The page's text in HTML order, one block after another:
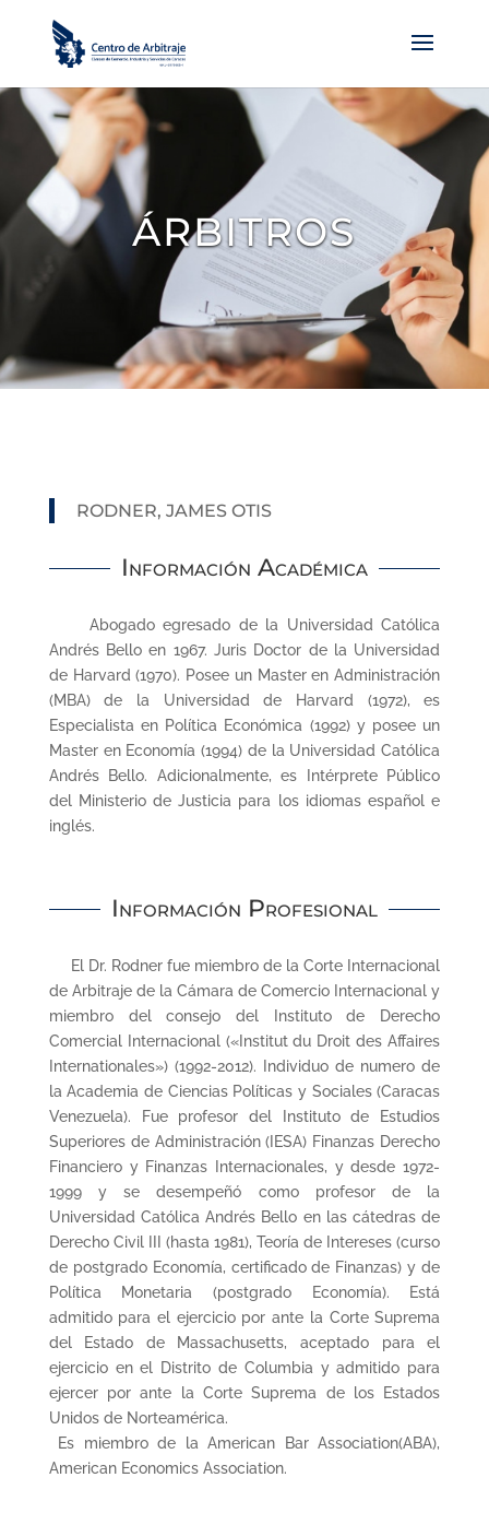
ÁRBITROS
RODNER, JAMES OTIS
Información Académica
Abogado egresado de la Universidad Católica
Andrés Bello en 1967. Juris Doctor de la Universidad
de Harvard (1970). Posee un Master en Administración
(MBA) de la Universidad de Harvard (1972), es
Especialista en Política Económica (1992) y posee un
Master en Economía (1994) de la Universidad Católica
Andrés Bello. Adicionalmente, es Intérprete Público
del Ministerio de Justicia para los idiomas español e
inglés.
Información Profesional
El Dr. Rodner fue miembro de la Corte Internacional
de Arbitraje de la Cámara de Comercio Internacional y
miembro del consejo del Instituto de Derecho
Comercial Internacional («Institut du Droit des Affaires
Internationales») (1992-2012). Individuo de numero de
la Academia de Ciencias Políticas y Sociales (Caracas
Venezuela). Fue profesor del Instituto de Estudios
Superiores de Administración (IESA) Finanzas Derecho
Financiero y Finanzas Internacionales, y desde 1972-
1999 y se desempeñó como profesor de la
Universidad Católica Andrés Bello en las cátedras de
Derecho Civil III (hasta 1981), Teoría de Intereses (curso
de postgrado Economía, certificado de Finanzas) y de
Política Monetaria (postgrado Economía). Está
admitido para el ejercicio por ante la Corte Suprema
del Estado de Massachusetts, aceptado para el
ejercicio en el Distrito de Columbia y admitido para
ejercer por ante la Corte Suprema de los Estados
Unidos de Norteamérica.
Es miembro de la American Bar Association(ABA),
American Economics Association.